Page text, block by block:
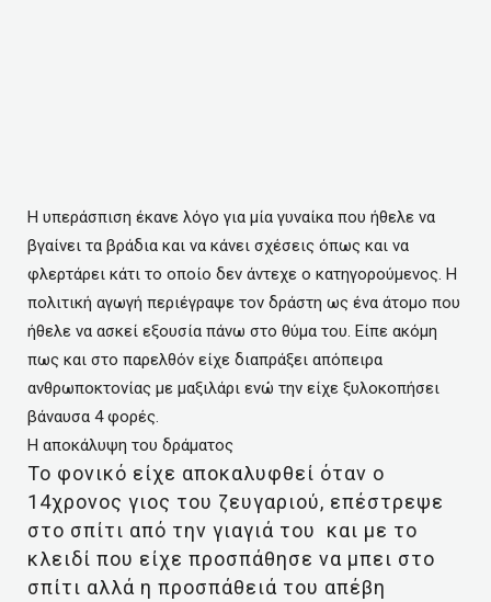
Η υπεράσπιση έκανε λόγο για μία γυναίκα που ήθελε να
βγαίνει τα βράδια και να κάνει σχέσεις όπως και να
φλερτάρει κάτι το οποίο δεν άντεχε ο κατηγορούμενος. Η
πολιτική αγωγή περιέγραψε τον δράστη ως ένα άτομο που
ήθελε να ασκεί εξουσία πάνω στο θύμα του. Είπε ακόμη
πως και στο παρελθόν είχε διαπράξει απόπειρα
ανθρωποκτονίας με μαξιλάρι ενώ την είχε ξυλοκοπήσει
βάναυσα 4 φορές.
Η αποκάλυψη του δράματος
Το φονικό είχε αποκαλυφθεί όταν ο
14χρονος γιος του ζευγαριού, επέστρεψε
στο σπίτι από την γιαγιά του και με το
κλειδί που είχε προσπάθησε να μπει στο
σπίτι αλλά η προσπάθειά του απέβη